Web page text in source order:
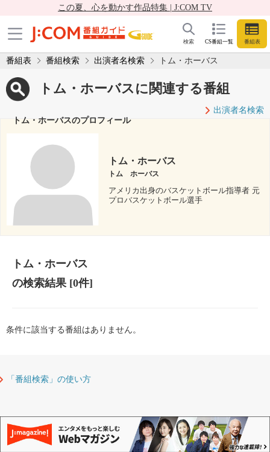
この夏、心を動かす作品特集 | J:COM TV
CS番組一覧 番組表
検索
番組表 番組検索 出演者名検索 トム・ホーバス
トム・ホーバスに関連する番組
出演者名検索
トム・ホーバスのプロフィール
トム・ホーバス
トム ホーバス
アメリカ出身のバスケットボール指導者 元
プロバスケットボール選手
トム・ホーバス
の検索結果[0件]
条件に該当する番組はありません。
「番組検索」の使い方